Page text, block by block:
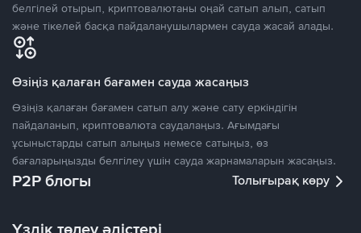
белгілей отырып, криптовалютаны оңай сатып алып, сатып
және тікелей басқа пайдаланушылармен сауда жасай алады.
Өзіңіз қалаған бағамен сауда жасаңыз
Өзіңіз қалаған бағамен сатып алу және сату еркіндігін
пайдаланып, криптовалюта саудалаңыз. Ағымдағы
ұсыныстарды сатып алыңыз немесе сатыңыз, өз
бағаларыңызды белгілеу үшін сауда жарнамаларын жасаңыз.
P2P блогы Толығырақ көру